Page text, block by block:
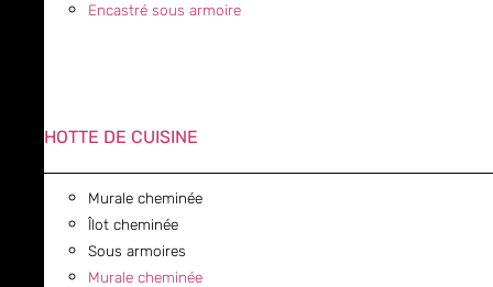
Encastré sous armoire
HOTTE DE CUISINE
Murale cheminée
Îlot cheminée
Sous armoires
Murale cheminée